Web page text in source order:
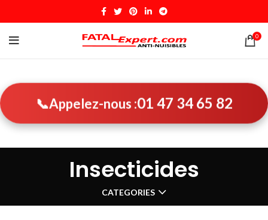
0
📞Appelez-nous :01 47 34 65 82
Insecticides
CATEGORIES